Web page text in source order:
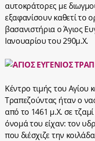
αυτοκράτορες με
εξαφανίσουν καθετί το
βασανιστήρια ο Άγιος
Ιανουαρίου του 290μ.Χ.
Κέντρο τιμής του Αγίου
Τραπεζούντας ήταν ο
από το 1461 μ.Χ. σε
όνομά του είχαν: τον
που διέσχιζε την